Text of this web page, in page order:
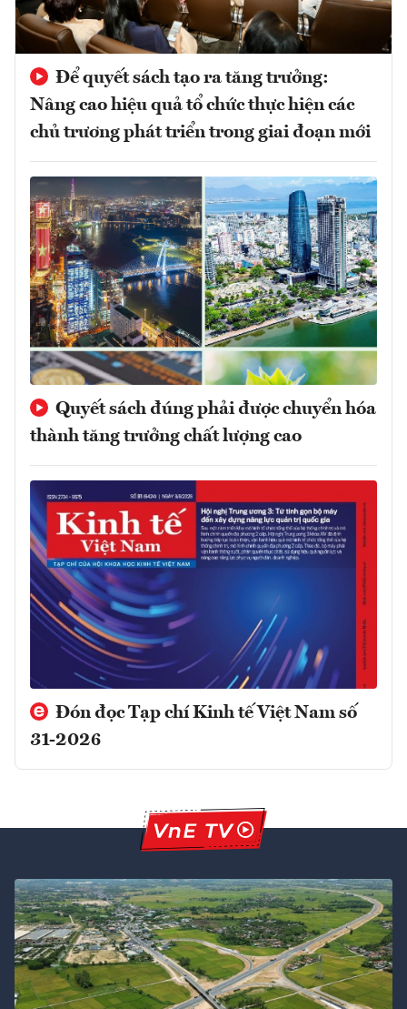
Để quyết sách tạo ra tăng trưởng:
Nâng cao hiệu quả tổ chức thực hiện các
chủ trương phát triển trong giai đoạn mới
Quyết sách đúng phải được chuyển hóa
thành tăng trưởng chất lượng cao
Đón đọc Tạp chí Kinh tế Việt Nam số
31-2026